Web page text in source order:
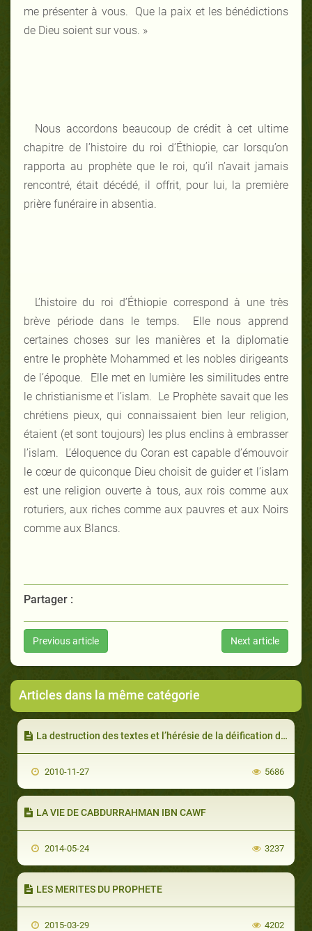
me présenter à vous. Que la paix et les bénédictions
de Dieu soient sur vous. »
Nous accordons beaucoup de crédit à cet ultime
chapitre de l’histoire du roi d’Éthiopie, car lorsqu’on
rapporta au prophète que le roi, qu’il n’avait jamais
rencontré, était décédé, il offrit, pour lui, la première
prière funéraire in absentia.
L’histoire du roi d’Éthiopie correspond à une très
brève période dans le temps. Elle nous apprend
certaines choses sur les manières et la diplomatie
entre le prophète Mohammed et les nobles dirigeants
de l’époque. Elle met en lumière les similitudes entre
le christianisme et l’islam. Le Prophète savait que les
chrétiens pieux, qui connaissaient bien leur religion,
étaient (et sont toujours) les plus enclins à embrasser
l’islam. L’éloquence du Coran est capable d’émouvoir
le cœur de quiconque Dieu choisit de guider et l’islam
est une religion ouverte à tous, aux rois comme aux
roturiers, aux riches comme aux pauvres et aux Noirs
comme aux Blancs.
Partager :
Previous article Next article
Articles dans la même catégorie
La destruction des textes et l’hérésie de la déification de Jésus
2010-11-27 5686
LA VIE DE CABDURRAHMAN IBN CAWF
2014-05-24 3237
LES MERITES DU PROPHETE
2015-03-29 4202